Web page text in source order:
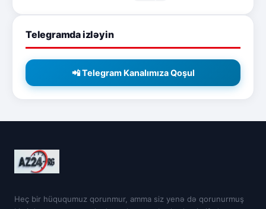
Telegramda izləyin
📲 Telegram Kanalımıza Qoşul
Heç bir hüququmuz qorunmur, amma siz yenə də qorunurmuş